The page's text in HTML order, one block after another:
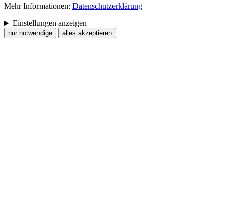
Mehr Informationen: Datenschutzerklärung
Einstellungen anzeigen
nur notwendige alles akzeptieren